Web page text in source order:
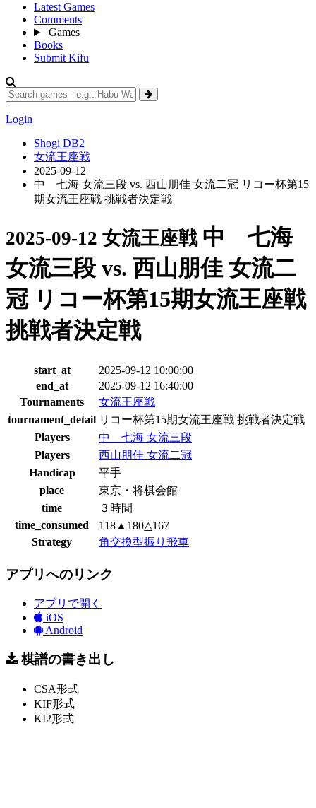
Latest Games
Comments
Games
Books
Submit Kifu
Login
Shogi DB2
女流王座戦
2025-09-12
中 七海 女流三段 vs. 西山朋佳 女流二冠 リコー杯第15
期女流王座戦 挑戦者決定戦
2025-09-12 女流王座戦 中 七海
女流三段 vs. 西山朋佳 女流二
冠 リコー杯第15期女流王座戦
挑戦者決定戦
start_at
2025-09-12 10:00:00
end_at
2025-09-12 16:40:00
Tournaments
女流王座戦
tournament_detail リコー杯第15期女流王座戦 挑戦者決定戦
Players
中 七海 女流三段
Players
西山朋佳 女流二冠
Handicap
平手
place
東京・将棋会館
time
３時間
time_consumed
118▲180△167
Strategy
角交換型振り飛車
アプリへのリンク
アプリで開く
iOS
Android
棋譜の書き出し
CSA形式
KIF形式
KI2形式